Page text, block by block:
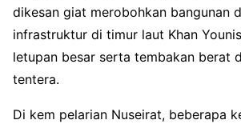
dikesan giat merobohkan bangunan
infrastruktur di timur laut Khan
letupan besar serta tembakan berat
tentera.
Di kem pelarian Nuseirat, beberapa